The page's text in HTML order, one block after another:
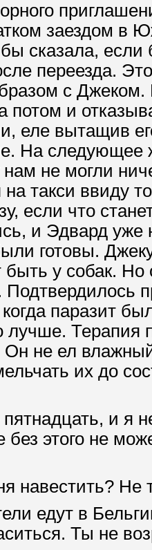
заездом
сказала,
переезда.
с Джеком.
потом и
еле вытащив
На следующее
не могли
на такси ввиду
если что
и Эдвард
готовы.
у собак. Но
паразит
лучше. Терапия
не ел
их до
и я
без этого не
навестить? Не
едут в
Ты не